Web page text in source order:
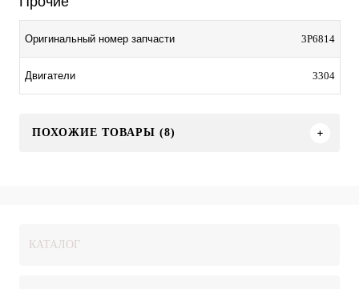
Оригинальный номер запчасти 3P6814
Двигатели 3304
ПОХОЖИЕ ТОВАРЫ (8)
КАТАЛОГ